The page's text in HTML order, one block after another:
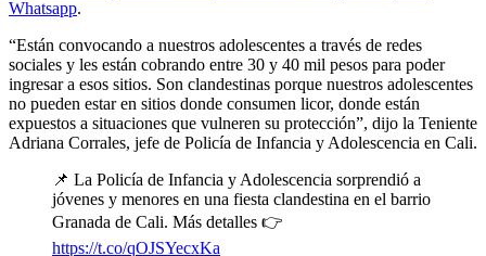
Whatsapp.
“Están convocando a nuestros adolescentes a través de redes
sociales y les están cobrando entre 30 y 40 mil pesos para poder
ingresar a esos sitios. Son clandestinas porque nuestros adolescentes
no pueden estar en sitios donde consumen licor, donde están
expuestos a situaciones que vulneren su protección”, dijo la Teniente
Adriana Corrales, jefe de Policía de Infancia y Adolescencia en Cali.
📌 La Policía de Infancia y Adolescencia sorprendió a
jóvenes y menores en una fiesta clandestina en el barrio
Granada de Cali. Más detalles 👉
https://t.co/qOJSYecxKa